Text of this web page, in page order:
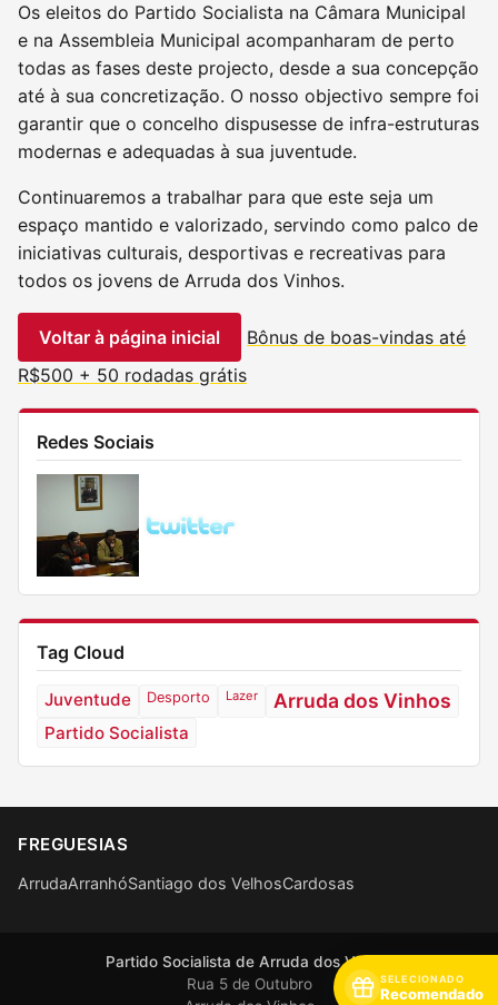
Os eleitos do Partido Socialista na Câmara Municipal
e na Assembleia Municipal acompanharam de perto
todas as fases deste projecto, desde a sua concepção
até à sua concretização. O nosso objectivo sempre foi
garantir que o concelho dispusesse de infra-estruturas
modernas e adequadas à sua juventude.
Continuaremos a trabalhar para que este seja um
espaço mantido e valorizado, servindo como palco de
iniciativas culturais, desportivas e recreativas para
todos os jovens de Arruda dos Vinhos.
Voltar à página inicial
Bônus de boas-vindas até
R$500 + 50 rodadas grátis
Redes Sociais
Tag Cloud
Juventude Desporto Lazer Arruda dos Vinhos
Partido Socialista
FREGUESIAS
ArrudaArranhóSantiago dos VelhosCardosas
Partido Socialista de Arruda dos Vinhos
Rua 5 de Outubro
SELECIONADO
Recomendado